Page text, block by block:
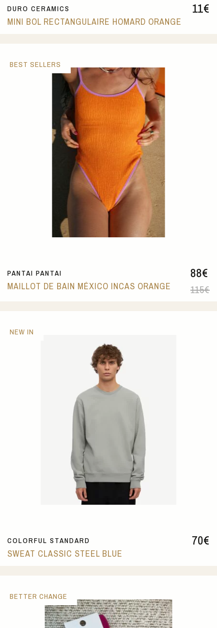
11€
DURO CERAMICS
MINI BOL RECTANGULAIRE HOMARD ORANGE
88€
115€
PANTAI PANTAI
MAILLOT DE BAIN MÉXICO INCAS ORANGE
BEST SELLERS
70€
COLORFUL STANDARD
SWEAT CLASSIC STEEL BLUE
NEW IN
BETTER CHANGE